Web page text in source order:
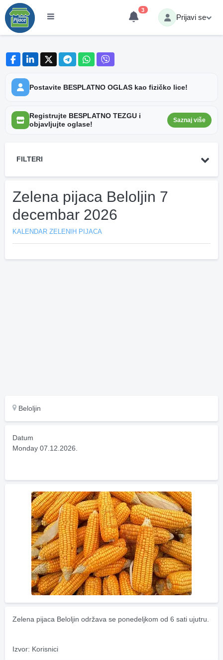
3
Prijavi se
Postavite BESPLATNO OGLAS kao fizičko lice!
Registrujte BESPLATNO TEZGU i
objavljujte oglase!
Saznaj više
FILTERI
Zelena pijaca Beloljin 7
decembar 2026
KALENDAR ZELENIH PIJACA
Beloljin
Datum
Monday 07.12.2026.
Zelena pijaca Beloljin održava se ponedeljkom od 6 sati ujutru.
Izvor: Korisnici